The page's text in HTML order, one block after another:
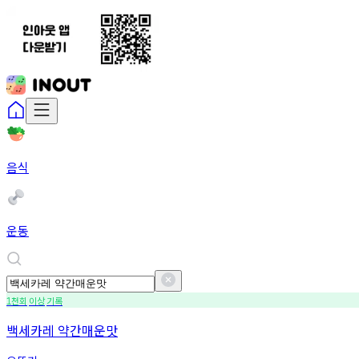
음식
운동
1천회 이상기록
백세카레 약간매운맛